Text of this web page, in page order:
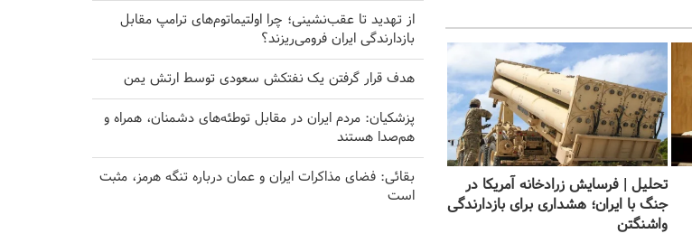
تحلیل | فرسایش زرادخانه آمریکا در
جنگ با ایران؛ هشداری برای بازدارندگی
واشنگتن
از تهدید تا عقب‌نشینی؛ چرا اولتیماتوم‌های ترامپ مقابل
بازدارندگی ایران فرومی‌ریزند؟
هدف قرار گرفتن یک نفتکش سعودی توسط ارتش یمن
پزشکیان: مردم ایران در مقابل توطئه‌های دشمنان، همراه و
هم‌صدا هستند
بقائی: فضای مذاکرات ایران و عمان درباره تنگه هرمز، مثبت
است